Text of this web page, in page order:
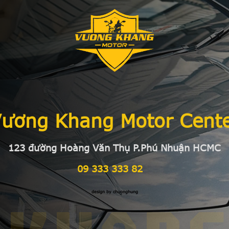
Khang Motor
123 đường Hoàng Văn Thụ P.Phú Nhuận HCMC
09 333 333 82
design by chuonghung